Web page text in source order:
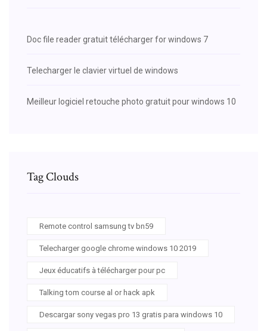
Doc file reader gratuit télécharger for windows 7
Telecharger le clavier virtuel de windows
Meilleur logiciel retouche photo gratuit pour windows 10
Tag Clouds
Remote control samsung tv bn59
Telecharger google chrome windows 10 2019
Jeux éducatifs à télécharger pour pc
Talking tom course al or hack apk
Descargar sony vegas pro 13 gratis para windows 10